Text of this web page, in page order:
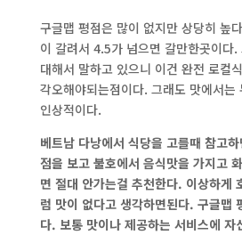
구글맵 평점은 많이 없지만 상당히 높
이 갈려서 4.5가 넘으면 갈만한곳이다
대해서 말하고 있으니 이건 완전 로컬
각오해야되는점이다. 그래도 맛에서는
인상적이다.
베트남 다낭에서 식당을 고를때 참고
점을 보고 불호에서 음식맛을 가지고
면 절대 안가는걸 추천한다. 이상하게
럼 맛이 없다고 생각하면된다. 구글맵
다. 보통 맛이나 제공하는 서비스에 자